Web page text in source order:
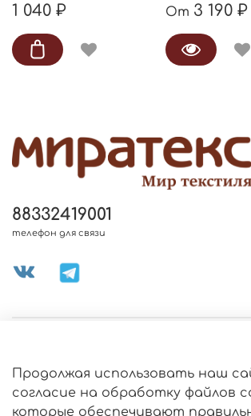
1 040 ₽ От 3 190 ₽
ИНФОРМАЦИЯ
88332419001
телефон для связи
Продолжая использовать наш
согласие на обработку файлов
которые обеспечивают